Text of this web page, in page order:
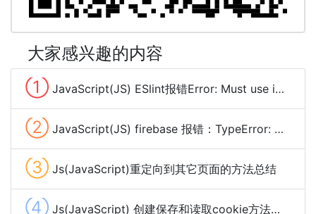
大家感兴趣的内容
① JavaScript(JS) ESlint报错Error: Must use import to load ES Module解决方法
② JavaScript(JS) firebase 报错：TypeError: Cannot read properties of undefined (reading 'app')解决方法
③ Js(JavaScript)重定向到其它页面的方法总结
④ Js(JavaScript) 创建保存和读取cookie方法代码分享